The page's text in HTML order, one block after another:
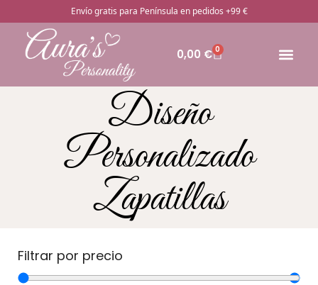
Envío gratis para Península en pedidos +99 €
0,00 € 0
Diseño
Personalizado
Zapatillas
Filtrar por precio